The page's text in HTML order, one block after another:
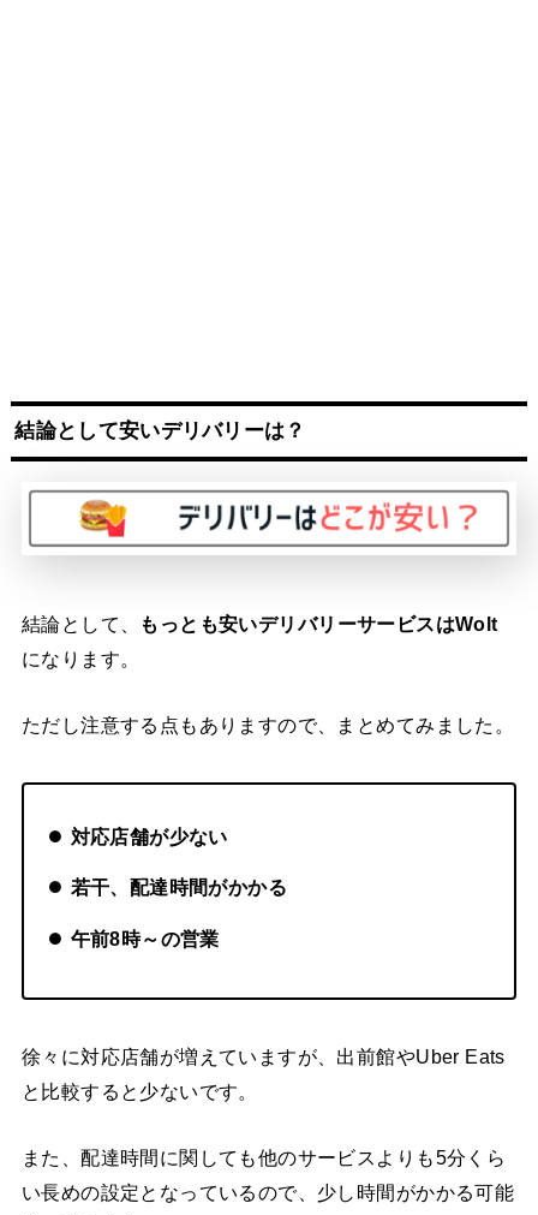
結論として安いデリバリーは？
結論として、
もっとも安いデリバリーサービスはWolt
になります。
ただし注意する点もありますので、まとめてみました。
対応店舗が少ない
若干、配達時間がかかる
午前8時～の営業
徐々に対応店舗が増えていますが、出前館やUber Eats
と比較すると少ないです。
また、配達時間に関しても他のサービスよりも5分くら
い長めの設定となっているので、少し時間がかかる可能